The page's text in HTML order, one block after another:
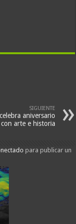
SIGUIENTE
aniversario
con arte e historia
para publicar un